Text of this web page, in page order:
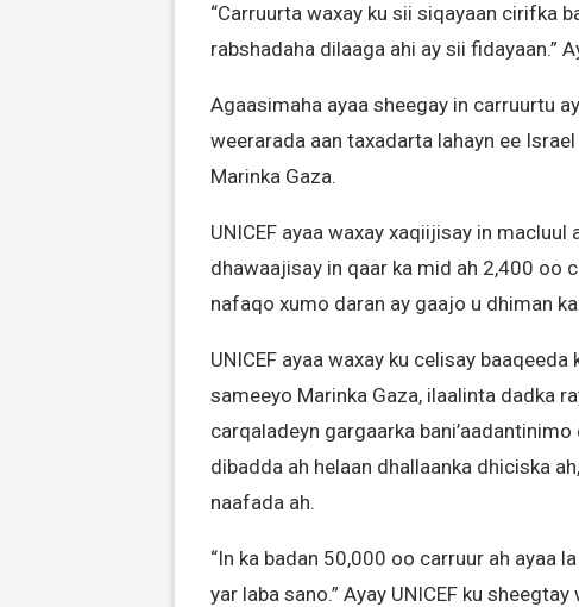
“Carruurta waxay ku sii siqayaan cirifka
rabshadaha dilaaga ahi ay sii fidayaan.”
Agaasimaha ayaa sheegay in carruurtu
weerarada aan taxadarta lahayn ee
Marinka Gaza.
UNICEF ayaa waxay xaqiijisay in
dhawaajisay in qaar ka mid ah 2,400 oo
nafaqo xumo daran ay gaajo u dhiman
UNICEF ayaa waxay ku celisay
sameeyo Marinka Gaza, ilaalinta dadka
carqaladeyn gargaarka
dibadda ah helaan dhallaanka dhiciska
naafada ah.
“In ka badan 50,000 oo carruur ah ayaa
yar laba sano.” Ayay UNICEF ku